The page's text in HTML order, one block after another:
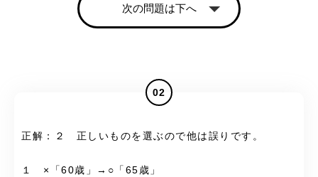
次の問題は下へ
02
正解：２ 正しいものを選ぶので他は誤りです。
１ ×「60歳」→○「65歳」